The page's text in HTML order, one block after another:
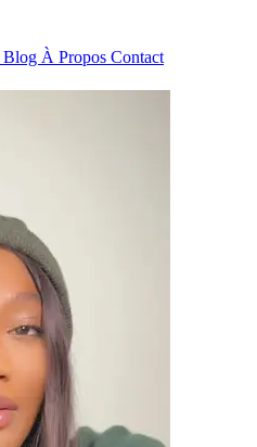
Blog À Propos Contact